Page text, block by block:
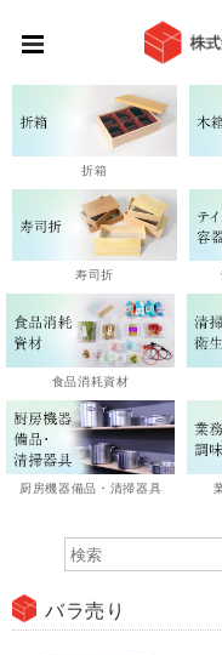
折箱
寿司折
食品消耗資材
厨房機器備品・清掃器具
バラ売り